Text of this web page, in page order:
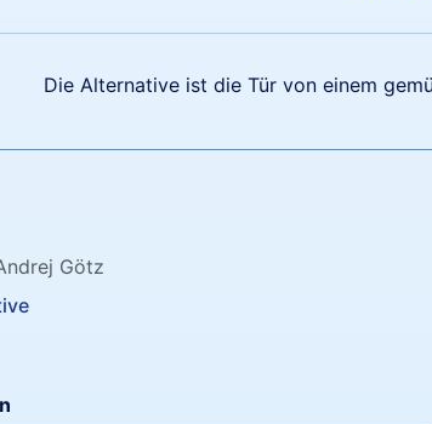
Die Alternative ist die Tür von einem
Götz